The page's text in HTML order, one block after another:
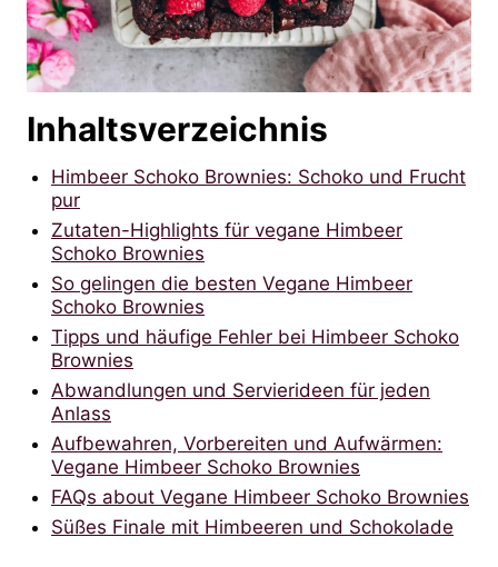
Inhaltsverzeichnis
Himbeer Schoko Brownies: Schoko und Frucht
pur
Zutaten-Highlights für vegane Himbeer
Schoko Brownies
So gelingen die besten Vegane Himbeer
Schoko Brownies
Tipps und häufige Fehler bei Himbeer Schoko
Brownies
Abwandlungen und Servierideen für jeden
Anlass
Aufbewahren, Vorbereiten und Aufwärmen:
Vegane Himbeer Schoko Brownies
FAQs about Vegane Himbeer Schoko Brownies
Süßes Finale mit Himbeeren und Schokolade